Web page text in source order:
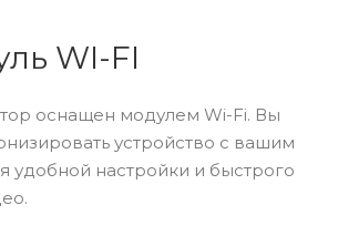
WI-FI
оснащен модулем Wi-Fi. Вы
устройство с вашим
удобной настройки и быстрого